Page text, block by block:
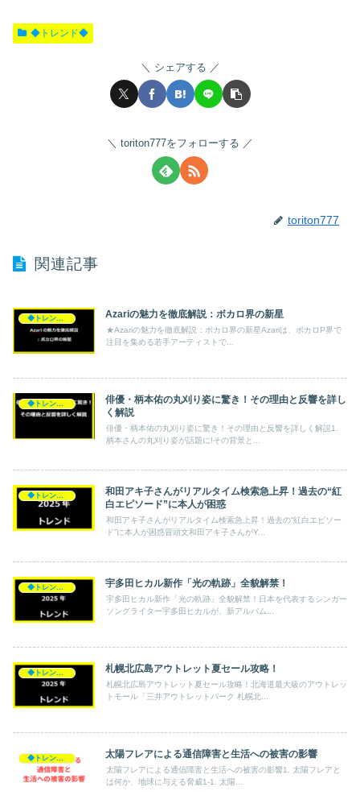
◆トレンド◆
シェアする
toriton777をフォローする
toriton777
関連記事
Azariの魅力を徹底解説：ボカロ界の新星
★Azariの魅力を徹底解説：ボカロ界の新星Azariは、ボカロP界で
注目を集める若手アーティストで...
俳優・柄本佑の丸刈り姿に驚き！その理由と反響を詳し
く解説
俳優・柄本佑の丸刈り姿に驚き！その理由と反響を詳しく解説1.
柄本さんの丸刈り姿が話題に!その背景と...
和田アキ子さんがリアルタイム検索急上昇！過去の“紅
白エピソード”に本人が困惑
和田アキ子さんがリアルタイム検索急上昇！過去の“紅白エピソー
ド”に本人が困惑冒頭文和田アキ子さんがY...
宇多田ヒカル新作「光の軌跡」全貌解禁！
宇多田ヒカル新作「光の軌跡」全貌解禁！日本を代表するシンガー
ソングライター宇多田ヒカルが、新アルバム...
札幌北広島アウトレット夏セール攻略！
札幌北広島アウトレット夏セール攻略！北海道最大級のアウトレッ
トモール「三井アウトレットパーク 札幌北...
太陽フレアによる通信障害と生活への被害の影響
太陽フレアによる通信障害と生活への被害の影響1. 太陽フレアと
は何か、地球に与える脅威1-1. 太陽...